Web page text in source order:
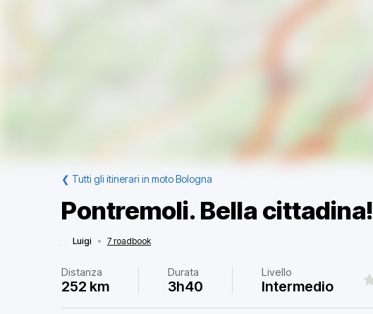
❮ Tutti gli itinerari in moto Bologna
Pontremoli. Bella cittadina!
Luigi • 7 roadbook
Distanza
252 km
Durata
3h40
Livello
Intermedio